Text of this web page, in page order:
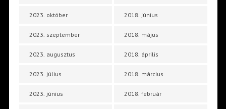
2023. október
2023. szeptember
2023. augusztus
2023. július
2023. június
2018. június
2018. május
2018. április
2018. március
2018. február